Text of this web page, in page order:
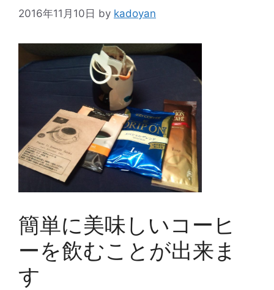
2016年11月10日 by kadoyan
簡単に美味しいコーヒ
ーを飲むことが出来ま
す